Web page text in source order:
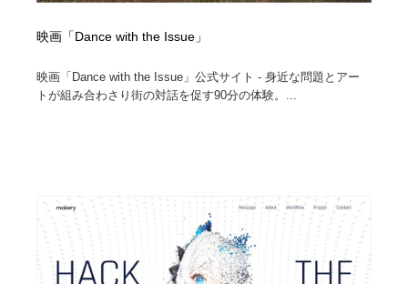
映画「Dance with the Issue」
映画「Dance with the Issue」公式サイト - 身近な問題とアー
トが組み合わさり街の対話を促す90分の体験。...